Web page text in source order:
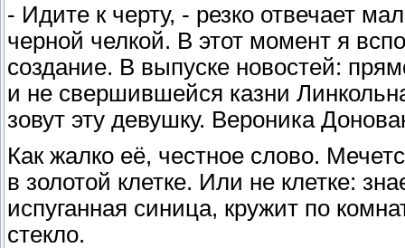
- Идите к черту, - резко отвечает
черной челкой. В этот момент я
создание. В выпуске новостей:
и не свершившейся казни
зовут эту девушку. Вероника
Как жалко её, честное слово.
в золотой клетке. Или не клетке:
испуганная синица, кружит по
стекло.